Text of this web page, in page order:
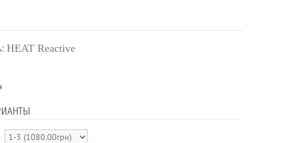
HEAT Reactive